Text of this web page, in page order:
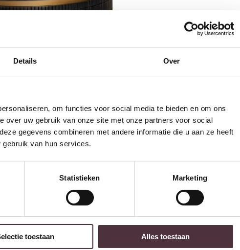
Details Over
om functies voor social media te bieden en om ons
over uw gebruik van onze site met onze partners voor social
gegevens combineren met andere informatie die u aan ze heeft
van hun services.
Statistieken Marketing
toestaan Alles toestaan
80x80x45 cm mangohout
€200,- (niet geldig op afgeprijsde items).